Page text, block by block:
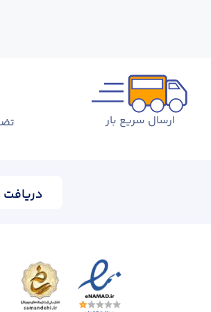
ارسال سریع بار
دریافت